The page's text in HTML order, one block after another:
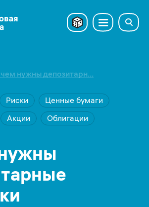
нужны депозитарн...
Риски
Ценные бумаги
Акции Облигации